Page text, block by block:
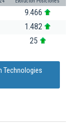
9.466
1.482
25
Technologies